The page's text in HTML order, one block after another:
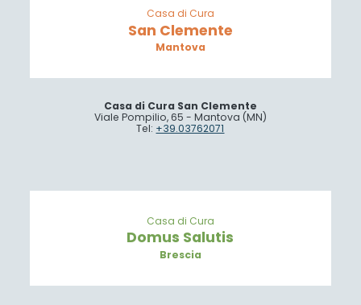
Casa di Cura
San Clemente
Mantova
Casa di Cura San Clemente
Viale Pompilio, 65 - Mantova (MN)
Tel: +39.03762071
Casa di Cura
Domus Salutis
Brescia